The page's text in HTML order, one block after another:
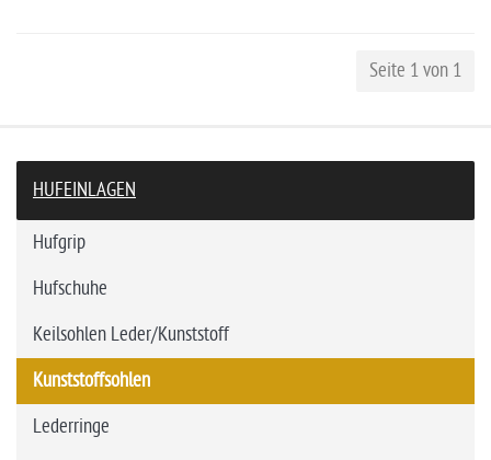
Seite 1 von 1
HUFEINLAGEN
Hufgrip
Hufschuhe
Keilsohlen Leder/Kunststoff
Kunststoffsohlen
Lederringe